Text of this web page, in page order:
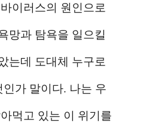
이러스의 원인으로
망과 탐욕을 일으킬
는데 도대체 누구로
인가 말이다. 나는 우
먹고 있는 이 위기를